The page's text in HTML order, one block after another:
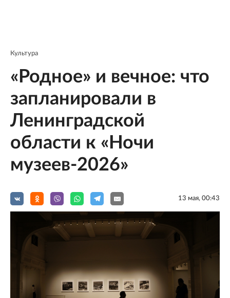
Культура
«Родное» и вечное: что
запланировали в
Ленинградской
области к «Ночи
музеев-2026»
13 мая, 00:43